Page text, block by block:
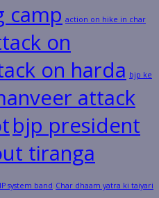
camp action on hike in char
on
on harda bjp ke
attack
bjp president
tiranga
system band Char dhaam yatra ki taiyari